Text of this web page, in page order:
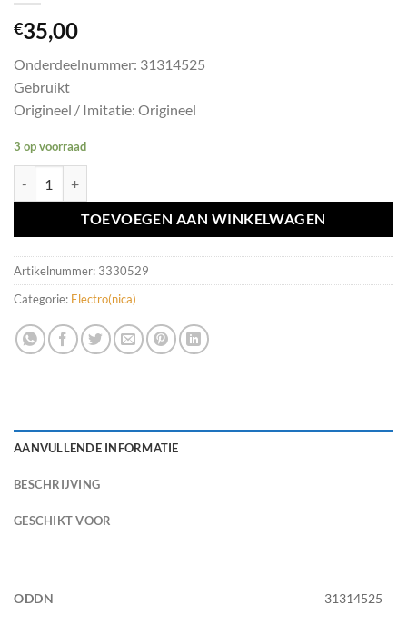
€35,00
Onderdeelnummer: 31314525
Gebruikt
Origineel / Imitatie: Origineel
3 op voorraad
TOEVOEGEN AAN WINKELWAGEN
Artikelnummer: 3330529
Categorie: Electro(nica)
AANVULLENDE INFORMATIE
BESCHRIJVING
GESCHIKT VOOR
ODDN 31314525